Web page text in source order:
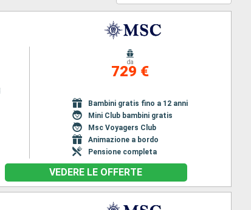
da
729 €
Bambini gratis fino a 12 anni
Mini Club bambini gratis
Msc Voyagers Club
Animazione a bordo
Pensione completa
VEDERE LE OFFERTE